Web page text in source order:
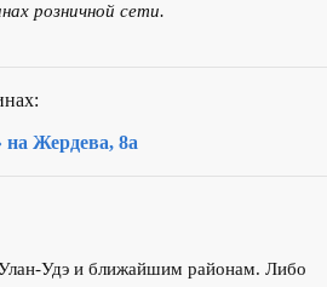
розничной сети.
на Жердева, 8а
Удэ и ближайшим районам. Либо